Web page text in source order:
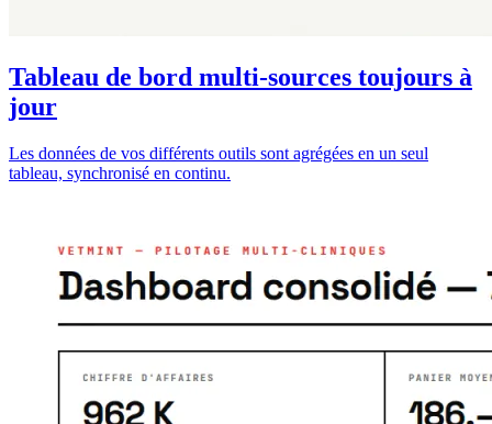
Tableau de bord multi-sources toujours à
jour
Les données de vos différents outils sont agrégées en un seul
tableau, synchronisé en continu.